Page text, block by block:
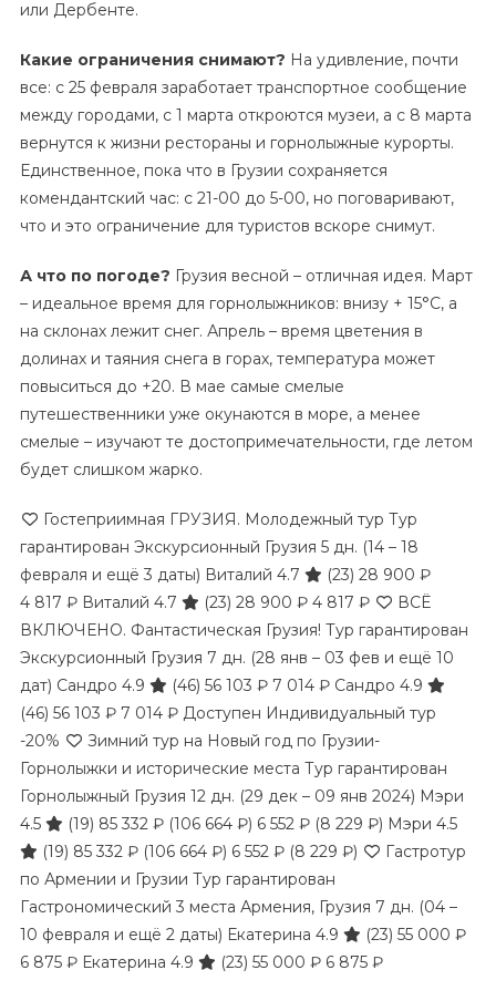
или Дербенте.
Какие ограничения cнимают? На удивление, почти
все: с 25 февраля заработает транспортное сообщение
между городами, с 1 марта откроются музеи, а с 8 марта
вернутся к жизни рестораны и горнолыжные курорты.
Единственное, пока что в Грузии сохраняется
комендантский час: с 21-00 до 5-00, но поговаривают,
что и это ограничение для туристов вскоре снимут.
А что по погоде? Грузия весной – отличная идея. Март
– идеальное время для горнолыжников: внизу + 15°С, а
на склонах лежит снег. Апрель – время цветения в
долинах и таяния снега в горах, температура может
повыситься до +20. В мае самые смелые
путешественники уже окунаются в море, а менее
смелые – изучают те достопримечательности, где летом
будет слишком жарко.
Гостеприимная ГРУЗИЯ. Молодежный тур Тур
гарантирован Экскурсионный Грузия 5 дн. (14 – 18
февраля и ещё 3 даты) Виталий 4.7 (23) 28 900 ₽
4 817 ₽ Виталий 4.7 (23) 28 900 ₽ 4 817 ₽
ВСЁ
ВКЛЮЧЕНО. Фантастическая Грузия! Тур гарантирован
Экскурсионный Грузия 7 дн. (28 янв – 03 фев и ещё 10
дат) Сандро 4.9 (46) 56 103 ₽ 7 014 ₽ Сандро 4.9
(46) 56 103 ₽ 7 014 ₽ Доступен Индивидуальный тур
-20%
Зимний тур на Новый год по Грузии-
Горнолыжки и исторические места Тур гарантирован
Горнолыжный Грузия 12 дн. (29 дек – 09 янв 2024) Мэри
4.5
(19) 85 332 ₽ (106 664 ₽) 6 552 ₽ (8 229 ₽) Мэри 4.5
(19) 85 332 ₽ (106 664 ₽) 6 552 ₽ (8 229 ₽)
Гастротур
по Армении и Грузии Тур гарантирован
Гастрономический 3 места Армения, Грузия 7 дн. (04 –
10 февраля и ещё 2 даты) Екатерина 4.9 (23) 55 000 ₽
6 875 ₽ Екатерина 4.9 (23) 55 000 ₽ 6 875 ₽